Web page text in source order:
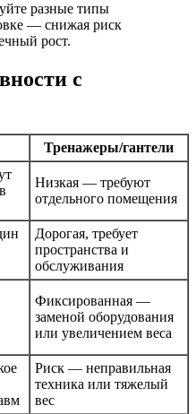
разные типы
— снижая риск
рост.
с
Тренажеры/гантели
Низкая — требуют
отдельного помещения
Дорогая, требует
пространства и
обслуживания
Фиксированная —
заменой оборудования
или увеличением веса
Риск — неправильная
техника или тяжелый
вес